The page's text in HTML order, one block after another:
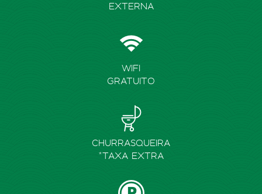
EXTERNA
WIFI
GRATUITO
CHURRASQUEIRA
*TAXA EXTRA